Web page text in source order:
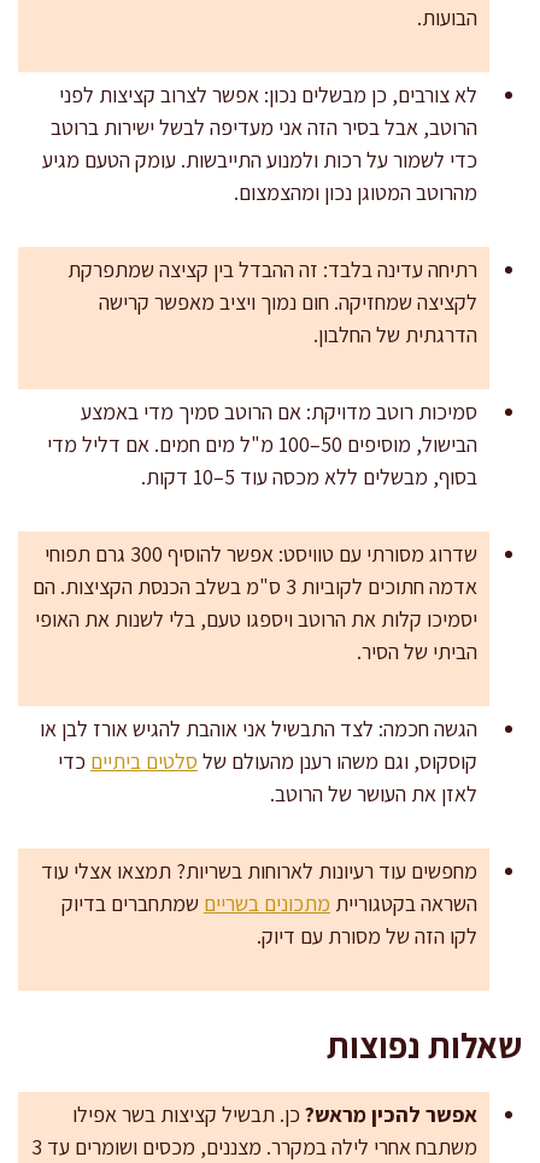
הבועות.
לא צורבים, כן מבשלים נכון: אפשר לצרוב קציצות לפני
הרוטב, אבל בסיר הזה אני מעדיפה לבשל ישירות ברוטב
כדי לשמור על רכות ולמנוע התייבשות. עומק הטעם מגיע
מהרוטב המטוגן נכון ומהצמצום.
רתיחה עדינה בלבד: זה ההבדל בין קציצה שמתפרקת
לקציצה שמחזיקה. חום נמוך ויציב מאפשר קרישה
הדרגתית של החלבון.
סמיכות רוטב מדויקת: אם הרוטב סמיך מדי באמצע
הבישול, מוסיפים 50–100 מ"ל מים חמים. אם דליל מדי
בסוף, מבשלים ללא מכסה עוד 5–10 דקות.
שדרוג מסורתי עם טוויסט: אפשר להוסיף 300 גרם תפוחי
אדמה חתוכים לקוביות 3 ס"מ בשלב הכנסת הקציצות. הם
יסמיכו קלות את הרוטב ויספגו טעם, בלי לשנות את האופי
הביתי של הסיר.
הגשה חכמה: לצד התבשיל אני אוהבת להגיש אורז לבן או
קוסקוס, וגם משהו רענן מהעולם של סלטים ביתיים כדי
לאזן את העושר של הרוטב.
מחפשים עוד רעיונות לארוחות בשריות? תמצאו אצלי עוד
השראה בקטגוריית מתכונים בשריים שמתחברים בדיוק
לקו הזה של מסורת עם דיוק.
שאלות נפוצות
אפשר להכין מראש? כן. תבשיל קציצות בשר אפילו
משתבח אחרי לילה במקרר. מצננים, מכסים ושומרים עד 3